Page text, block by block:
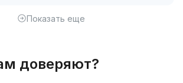
Показать еще
доверяют?